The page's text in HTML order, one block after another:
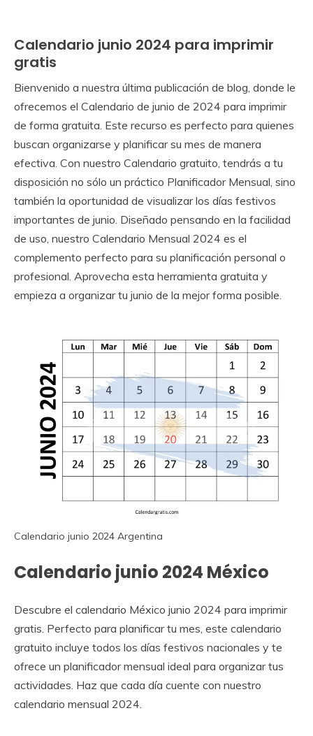
Calendar
Gratis
Calendario junio 2024 para imprimir
gratis
April
24,
2024
Calendar
Bienvenido a nuestra última publicación de blog, donde le
ofrecemos el Calendario de junio de 2024 para imprimir
de forma gratuita. Este recurso es perfecto para quienes
buscan organizarse y planificar su mes de manera
efectiva. Con nuestro Calendario gratuito, tendrás a tu
disposición no sólo un práctico Planificador Mensual, sino
también la oportunidad de visualizar los días festivos
importantes de junio. Diseñado pensando en la facilidad
de uso, nuestro Calendario Mensual 2024 es el
complemento perfecto para su planificación personal o
profesional. Aprovecha esta herramienta gratuita y
empieza a organizar tu junio de la mejor forma posible.
Calendario junio 2024 Argentina
Calendario junio 2024 México
Descubre el calendario México junio 2024 para imprimir
gratis. Perfecto para planificar tu mes, este calendario
gratuito incluye todos los días festivos nacionales y te
ofrece un planificador mensual ideal para organizar tus
actividades. Haz que cada día cuente con nuestro
calendario mensual 2024.